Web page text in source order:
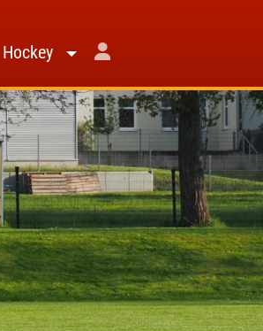
Hockey